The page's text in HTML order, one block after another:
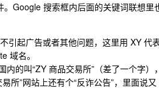
Google 搜索框内后面的关键词联想里
引起广告或者其他问题，这里用 XY 代
域名。
的叫“ZY 商品交易所”（差了一个字），
所”网站上还有个“反诈公告”，里面说又